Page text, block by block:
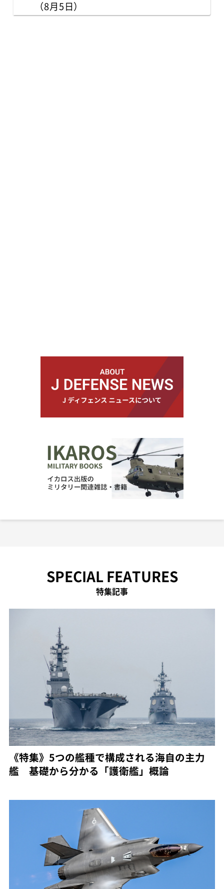
（8月5日）
SPECIAL FEATURES
特集記事
《特集》5つの艦種で構成される海自の主力
艦 基礎から分かる「護衛艦」概論